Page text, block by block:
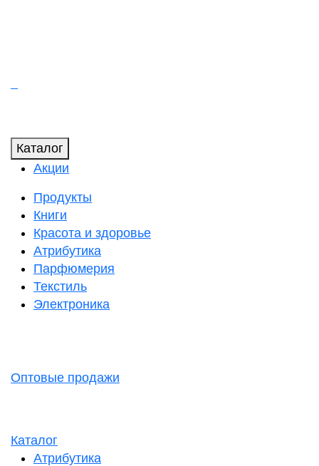
Каталог
Акции
Продукты
Книги
Красота и здоровье
Атрибутика
Парфюмерия
Текстиль
Электроника
Оптовые продажи
Каталог
Атрибутика